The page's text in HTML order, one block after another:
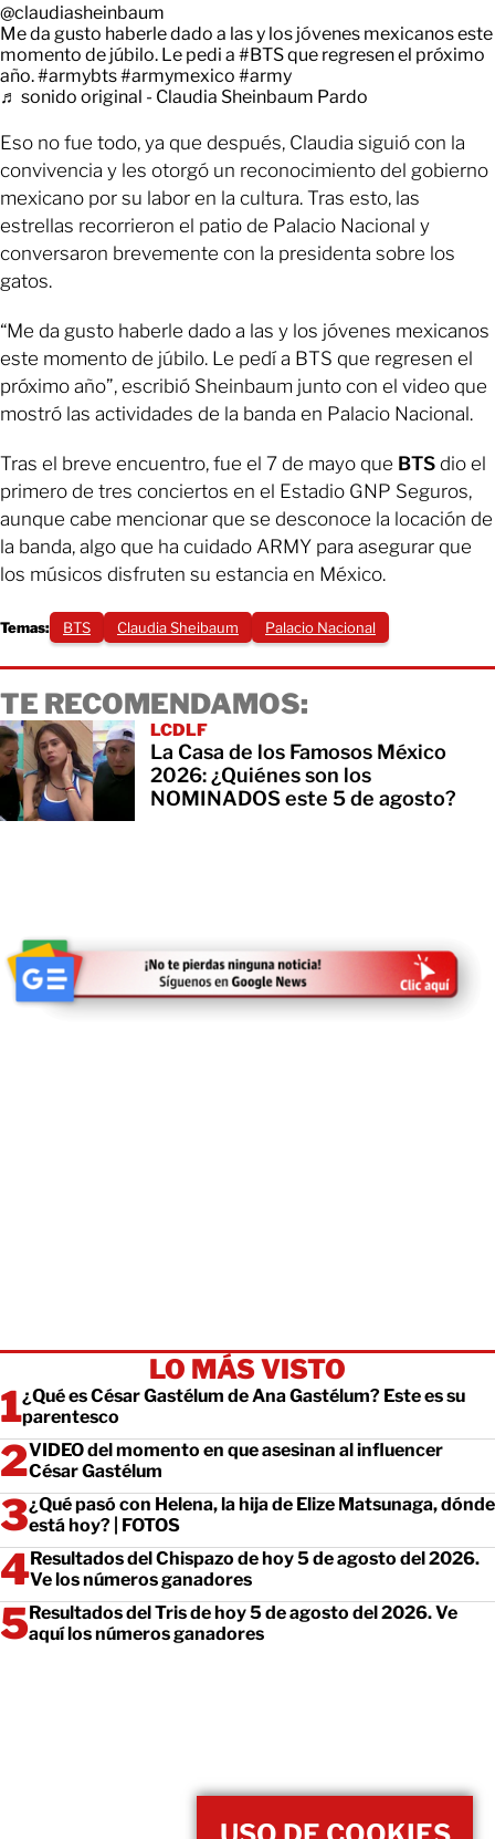
@claudiasheinbaum
Me da gusto haberle dado a las y los jóvenes mexicanos este
momento de júbilo. Le pedi a #BTSque regresen el próximo
año.#armybts#armymexico #army
♬ sonido original - Claudia Sheinbaum Pardo
Eso no fue todo, ya que después, Claudia siguió con la
convivencia y les otorgó un reconocimiento del gobierno
mexicano por su labor en la cultura. Tras esto, las
estrellas recorrieron el patio de Palacio Nacional y
conversaron brevemente con la presidenta sobre los
gatos.
“Me da gusto haberle dado a las y los jóvenes mexicanos
este momento de júbilo. Le pedí a BTS que regresen el
próximo año”, escribió Sheinbaum junto con el video que
mostró las actividades de la banda en Palacio Nacional.
Tras el breve encuentro, fue el 7 de mayo que BTS dio el
primero de tres conciertos en el Estadio GNP Seguros,
aunque cabe mencionar que se desconoce la locación de
la banda, algo que ha cuidado ARMY para asegurar que
los músicos disfruten su estancia en México.
Temas: BTS Claudia Sheibaum Palacio Nacional
TE RECOMENDAMOS:
LCDLF
La Casa de los Famosos México
2026: ¿Quiénes son los
NOMINADOS este 5 de agosto?
LO MÁS VISTO
¿Qué es César Gastélum de Ana Gastélum? Este es su
parentesco
VIDEO del momento en que asesinan al influencer
César Gastélum
¿Qué pasó con Helena, la hija de Elize Matsunaga, dónde
está hoy? | FOTOS
Resultados del Chispazo de hoy 5 de agosto del 2026.
Ve los números ganadores
Resultados del Tris de hoy 5 de agosto del 2026. Ve
aquí los números ganadores